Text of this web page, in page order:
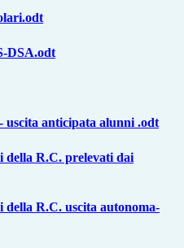
DSA.odt
uscita anticipata alunni .odt
della R.C. prelevati dai
R.C. uscita autonoma-